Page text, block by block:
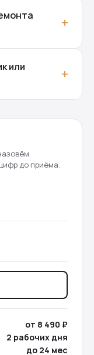
или
до приёма.
от 8 490 ₽
2 рабочих дня
до 24 мес